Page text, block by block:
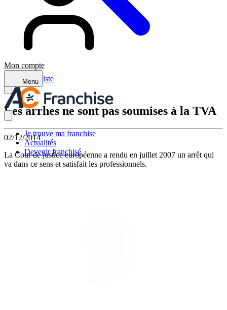
Mon compte
Menu
Je trouve ma franchise
Actualités
Devenir franchisé
Retour à la liste
Les arrhes ne sont pas soumises à la TVA
02/12/2014
La Cour de justice européenne a rendu en juillet 2007 un arrêt qui
va dans ce sens et satisfait les professionnels.